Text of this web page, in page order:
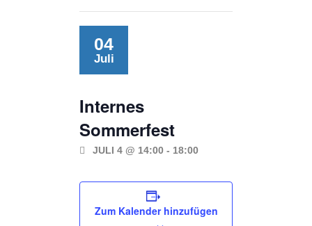
04
Juli
Internes
Sommerfest
JULI 4 @ 14:00 - 18:00
Zum Kalender hinzufügen